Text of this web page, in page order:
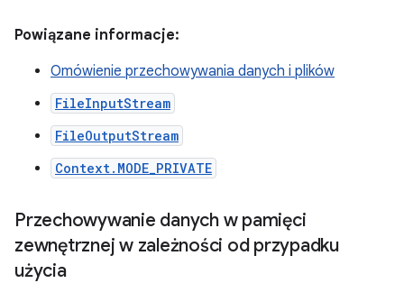
Powiązane informacje:
Omówienie przechowywania danych i plików
FileInputStream
FileOutputStream
Context.MODE_PRIVATE
Przechowywanie danych w pamięci
zewnętrznej w zależności od przypadku
użycia